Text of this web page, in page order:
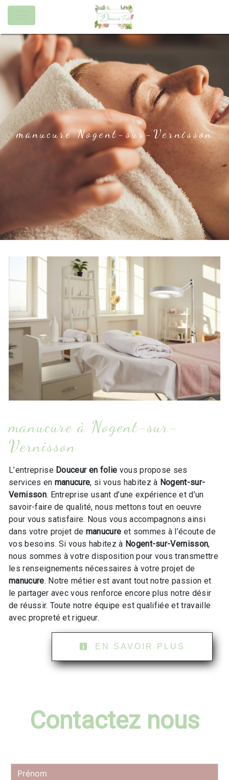
manucure Nogent-sur-Vernisson
manucure à Nogent-sur-
Vernisson
L’entreprise Douceur en folie vous propose ses
services en manucure, si vous habitez à Nogent-sur-
Vernisson. Entreprise usant d’une expérience et d’un
savoir-faire de qualité, nous mettons tout en oeuvre
pour vous satisfaire. Nous vous accompagnons ainsi
dans votre projet de manucure et sommes à l’écoute de
vos besoins. Si vous habitez à Nogent-sur-Vernisson,
nous sommes à votre disposition pour vous transmettre
les renseignements nécessaires à votre projet de
manucure. Notre métier est avant tout notre passion et
le partager avec vous renforce encore plus notre désir
de réussir. Toute notre équipe est qualifiée et travaille
avec propreté et rigueur.
EN SAVOIR PLUS
Contactez nous
Panneau de gestion des cookies